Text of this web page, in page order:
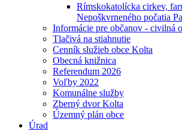
Rímskokatolícka cirkev,
Nepoškvrneného počatia
Informácie pre občanov - civilná
Tlačivá na stiahnutie
Cenník služieb obce Kolta
Obecná knižnica
Referendum 2026
Voľby 2022
Komunálne služby
Zberný dvor Kolta
Územný plán obce
Úrad